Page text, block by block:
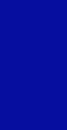
Residual
Horizontal y